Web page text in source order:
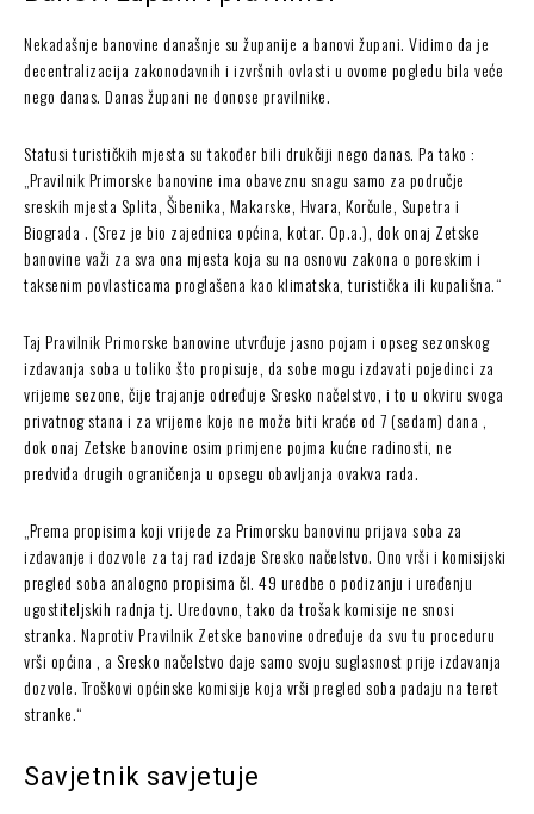
Nekadašnje banovine današnje su županije a banovi župani. Vidimo da je
decentralizacija zakonodavnih i izvršnih ovlasti u ovome pogledu bila veće
nego danas. Danas župani ne donose pravilnike.
Statusi turističkih mjesta su također bili drukčiji nego danas. Pa tako :
„Pravilnik Primorske banovine ima obaveznu snagu samo za područje
sreskih mjesta Splita, Šibenika, Makarske, Hvara, Korčule, Supetra i
Biograda . (Srez je bio zajednica općina, kotar. Op.a.), dok onaj Zetske
banovine važi za sva ona mjesta koja su na osnovu zakona o poreskim i
taksenim povlasticama proglašena kao klimatska, turistička ili kupališna.“
Taj Pravilnik Primorske banovine utvrđuje jasno pojam i opseg sezonskog
izdavanja soba u toliko što propisuje, da sobe mogu izdavati pojedinci za
vrijeme sezone, čije trajanje određuje Sresko načelstvo, i to u okviru svoga
privatnog stana i za vrijeme koje ne može biti kraće od 7 (sedam) dana ,
dok onaj Zetske banovine osim primjene pojma kućne radinosti, ne
predviđa drugih ograničenja u opsegu obavljanja ovakva rada.
„Prema propisima koji vrijede za Primorsku banovinu prijava soba za
izdavanje i dozvole za taj rad izdaje Sresko načelstvo. Ono vrši i komisijski
pregled soba analogno propisima čl. 49 uredbe o podizanju i uređenju
ugostiteljskih radnja tj. Uredovno, tako da trošak komisije ne snosi
stranka. Naprotiv Pravilnik Zetske banovine određuje da svu tu proceduru
vrši općina , a Sresko načelstvo daje samo svoju suglasnost prije izdavanja
dozvole. Troškovi općinske komisije koja vrši pregled soba padaju na teret
stranke.“
Savjetnik savjetuje